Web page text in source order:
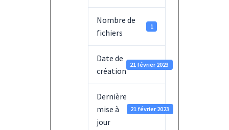
Nombre de
fichiers
1
Date de
création
21 février 2023
Dernière
mise à
jour
21 février 2023